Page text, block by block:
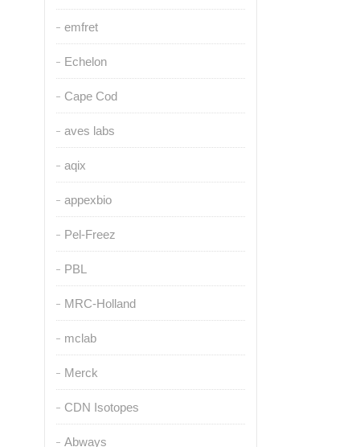
emfret
Echelon
Cape Cod
aves labs
aqix
appexbio
Pel-Freez
PBL
MRC-Holland
mclab
Merck
CDN Isotopes
Abways